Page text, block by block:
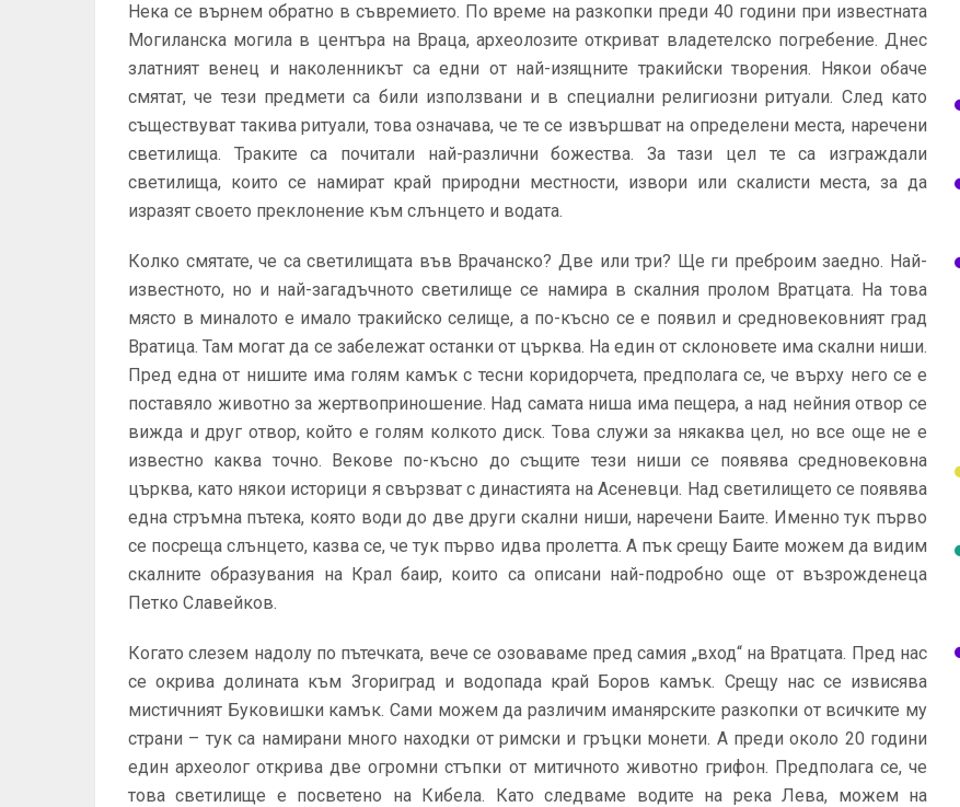
Нека се върнем обратно в съвремието. По време на разкопки преди 40 години при известната
Могиланска могила в центъра на Враца, археолозите откриват владетелско погребение. Днес
златният венец и наколенникът са едни от най-изящните тракийски творения. Някои обаче
смятат, че тези предмети са били използвани и в специални религиозни ритуали. След като
съществуват такива ритуали, това означава, че те се извършват на определени места, наречени
светилища. Траките са почитали най-различни божества. За тази цел те са изграждали
светилища, които се намират край природни местности, извори или скалисти места, за да
изразят своето преклонение към слънцето и водата.
Колко смятате, че са светилищата във Врачанско? Две или три? Ще ги преброим заедно. Най-
известното, но и най-загадъчното светилище се намира в скалния пролом Вратцата. На това
място в миналото е имало тракийско селище, а по-късно се е появил и средновековният град
Вратица. Там могат да се забележат останки от църква. На един от склоновете има скални ниши.
Пред една от нишите има голям камък с тесни коридорчета, предполага се, че върху него се е
поставяло животно за жертвоприношение. Над самата ниша има пещера, а над нейния отвор се
вижда и друг отвор, който е голям колкото диск. Това служи за някаква цел, но все още не е
известно каква точно. Векове по-късно до същите тези ниши се появява средновековна
църква, като някои историци я свързват с династията на Асеневци. Над светилището се появява
една стръмна пътека, която води до две други скални ниши, наречени Баите. Именно тук първо
се посреща слънцето, казва се, че тук първо идва пролетта. А пък срещу Баите можем да видим
скалните образувания на Крал баир, които са описани най-подробно още от възрожденеца
Петко Славейков.
Когато слезем надолу по пътечката, вече се озоваваме пред самия „вход“ на Вратцата. Пред нас
се окрива долината към Згориград и водопада край Боров камък. Срещу нас се извисява
мистичният Буковишки камък. Сами можем да различим иманярските разкопки от всичките му
страни – тук са намирани много находки от римски и гръцки монети. А преди около 20 години
един археолог открива две огромни стъпки от митичното животно грифон. Предполага се, че
това светилище е посветено на Кибела. Като следваме водите на река Лева, можем на